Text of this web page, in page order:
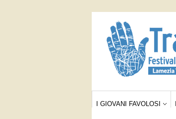
I GIOVANI FAVOLOSI